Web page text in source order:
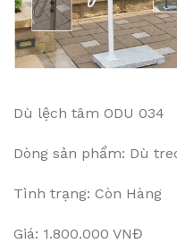
Dù lệch tâm ODU 034
Dòng sản phẩm: Dù
Tình trạng: Còn Hàng
Giá: 1.800.000 VNĐ